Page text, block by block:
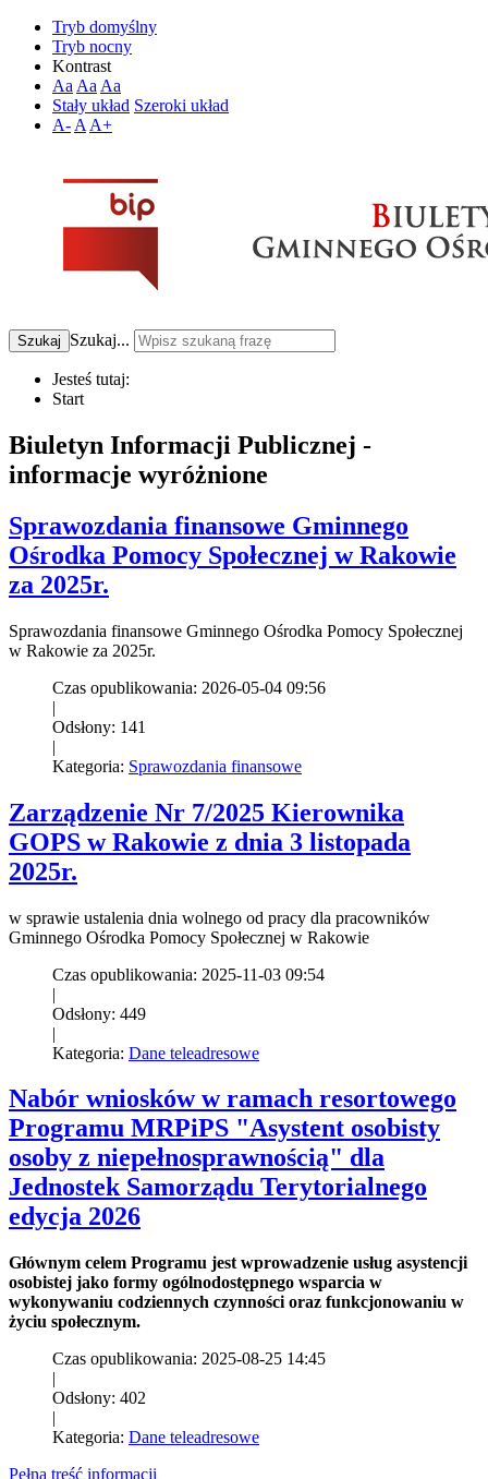
Tryb domyślny
Tryb nocny
Kontrast
Aa Aa Aa
Stały układ Szeroki układ
A- A A+
Szukaj Szukaj...
Jesteś tutaj:
Start
Biuletyn Informacji Publicznej -
informacje wyróżnione
Sprawozdania finansowe Gminnego
Ośrodka Pomocy Społecznej w Rakowie
za 2025r.
Sprawozdania finansowe Gminnego Ośrodka Pomocy Społecznej
w Rakowie za 2025r.
Czas opublikowania: 2026-05-04 09:56
|
Odsłony: 141
|
Kategoria: Sprawozdania finansowe
Zarządzenie Nr 7/2025 Kierownika
GOPS w Rakowie z dnia 3 listopada
2025r.
w sprawie ustalenia dnia wolnego od pracy dla pracowników
Gminnego Ośrodka Pomocy Społecznej w Rakowie
Czas opublikowania: 2025-11-03 09:54
|
Odsłony: 449
|
Kategoria: Dane teleadresowe
Nabór wniosków w ramach resortowego
Programu MRPiPS "Asystent osobisty
osoby z niepełnosprawnością" dla
Jednostek Samorządu Terytorialnego
edycja 2026
Głównym celem Programu jest wprowadzenie usług asystencji
osobistej jako formy ogólnodostępnego wsparcia w
wykonywaniu codziennych czynności oraz funkcjonowaniu w
życiu społecznym.
Czas opublikowania: 2025-08-25 14:45
|
Odsłony: 402
|
Kategoria: Dane teleadresowe
Pełna treść informacji